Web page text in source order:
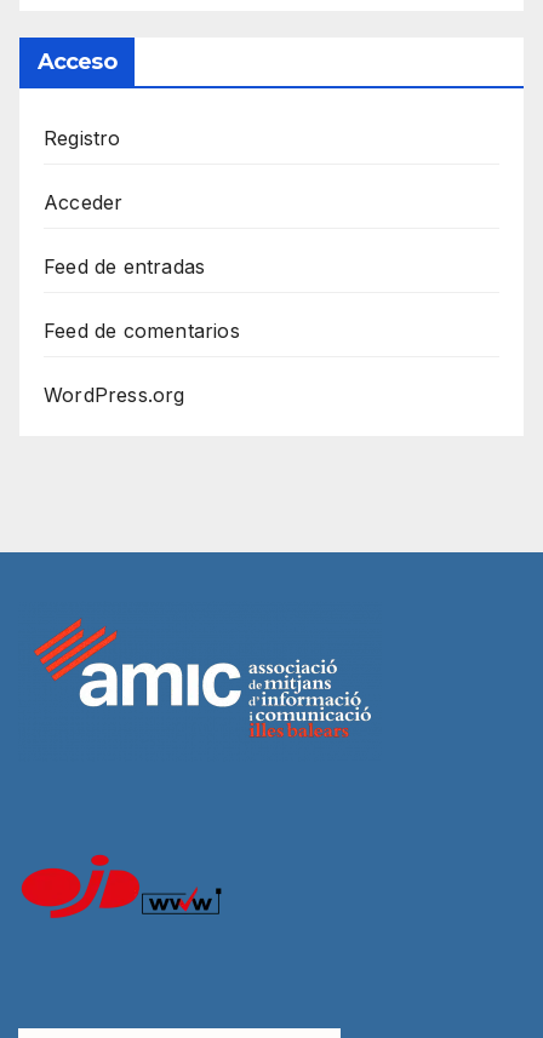
Acceso
Registro
Acceder
Feed de entradas
Feed de comentarios
WordPress.org